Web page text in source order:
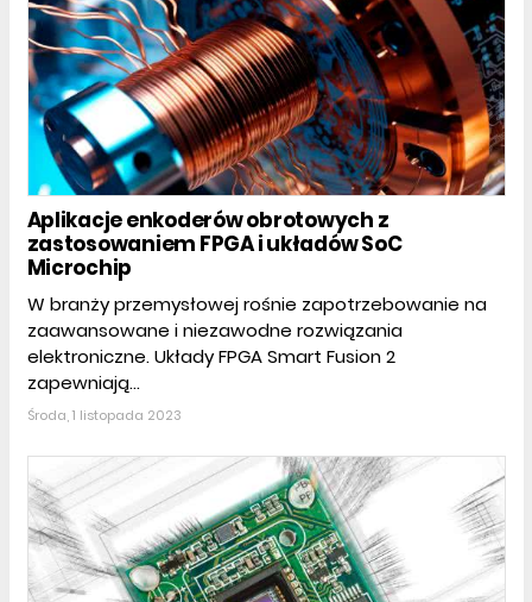
Aplikacje enkoderów obrotowych z
zastosowaniem FPGA i układów SoC
Microchip
W branży przemysłowej rośnie zapotrzebowanie na
zaawansowane i niezawodne rozwiązania
elektroniczne. Układy FPGA Smart Fusion 2
zapewniają...
Środa, 1 listopada 2023